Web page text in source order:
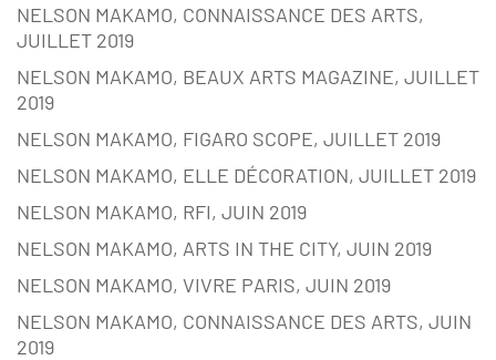
NELSON MAKAMO, CONNAISSANCE DES ARTS,
JUILLET 2019
NELSON MAKAMO, BEAUX ARTS MAGAZINE, JUILLET
2019
NELSON MAKAMO, FIGARO SCOPE, JUILLET 2019
NELSON MAKAMO, ELLE DÉCORATION, JUILLET 2019
NELSON MAKAMO, RFI, JUIN 2019
NELSON MAKAMO, ARTS IN THE CITY, JUIN 2019
NELSON MAKAMO, VIVRE PARIS, JUIN 2019
NELSON MAKAMO, CONNAISSANCE DES ARTS, JUIN
2019